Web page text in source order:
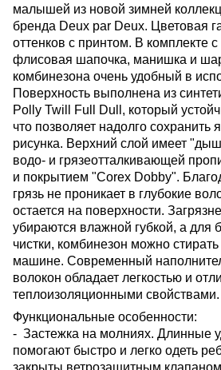
малышей из новой зимней
бренда Deux par Deux. Цветовая
оттенков с принтом. В комплекте
флисовая шапочка, манишка и
комбинезона очень удобный в
Поверхность выполнена из
Polly Twill Full Dull, который
что позволяет надолго сохранить
рисунка. Верхний слой имеет
водо- и грязеотталкивающей
и покрытием "Corex Dobby".
грязь не проникает в глубокие
остается на поверхности.
убираются влажной губкой, а для
чистки, комбинезон можно
машине. Современный
волокон обладает легкостью и
теплоизоляционными свойствами.
Функциональные особенности:
- Застежка на молниях. Длинные
помогают быстро и легко одеть
закрыты ветрозащитным